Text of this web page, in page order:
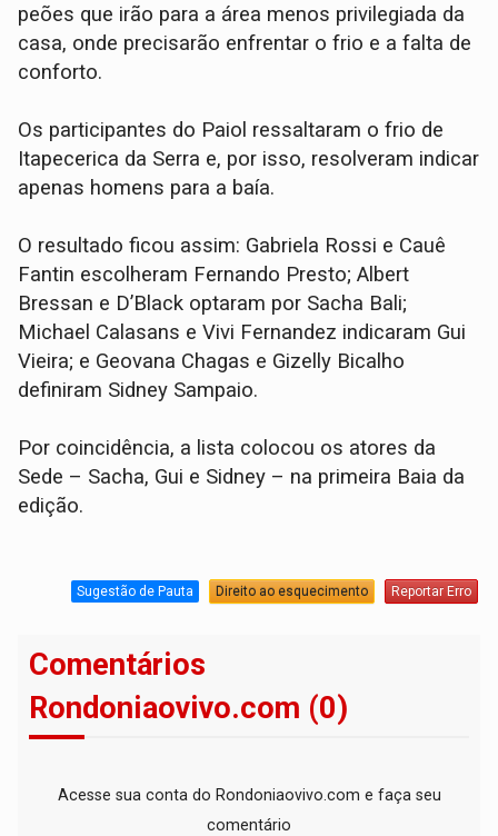
peões que irão para a área menos privilegiada da
casa, onde precisarão enfrentar o frio e a falta de
conforto.
Os participantes do Paiol ressaltaram o frio de
Itapecerica da Serra e, por isso, resolveram indicar
apenas homens para a baía.
O resultado ficou assim: Gabriela Rossi e Cauê
Fantin escolheram Fernando Presto; Albert
Bressan e D’Black optaram por Sacha Bali;
Michael Calasans e Vivi Fernandez indicaram Gui
Vieira; e Geovana Chagas e Gizelly Bicalho
definiram Sidney Sampaio.
Por coincidência, a lista colocou os atores da
Sede – Sacha, Gui e Sidney – na primeira Baia da
edição.
Sugestão de Pauta Direito ao esquecimento Reportar Erro
Comentários
Rondoniaovivo.com (0)
Acesse sua conta do Rondoniaovivo.com e faça seu
comentário